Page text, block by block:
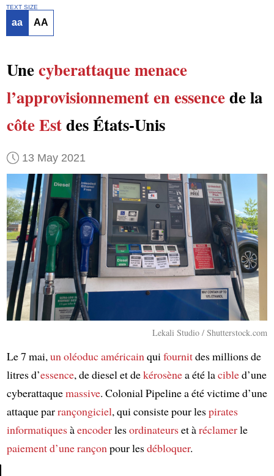
TEXT SIZE
aa AA
Unecyberattaquemenace
l’approvisionnement en essencede la
côte Estdes États-Unis
13 May 2021
Lekali Studio / Shutterstock.com
Le 7 mai, un oléoduc américain qui fournitdes millions de
litres d’essence, de diesel et dekérosènea été lacibled’une
cyberattaquemassive. Colonial Pipeline a été victime d’une
attaque parrançongiciel, qui consiste pour lespirates
informatiquesàencoderlesordinateurset àréclamerle
paiement d’une rançon pour lesdébloquer.